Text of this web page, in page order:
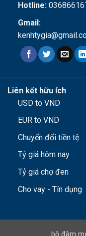
Hotline:
Gmail:
Liên kết hữu ích
USD to VND
EUR to VND
Chuyển đổi tiền tệ
Tỷ giá hôm nay
Tỷ giá chợ đen
Cho vay - Tín dụng
bộ đàm